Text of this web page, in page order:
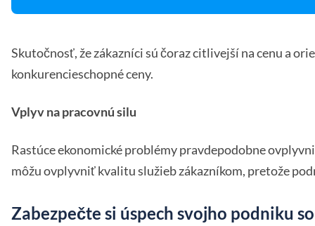
Skutočnosť, že zákazníci sú čoraz citlivejší na cenu a
konkurencieschopné ceny.
Vplyv na pracovnú silu
Rastúce ekonomické problémy pravdepodobne
môžu ovplyvniť kvalitu služieb zákazníkom, pretože
Zabezpečte si úspech svojho podniku